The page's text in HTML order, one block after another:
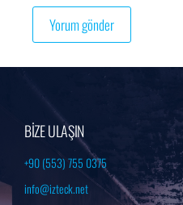
BİZE ULAŞIN
+90 (553) 755 0375
info@izteck.net